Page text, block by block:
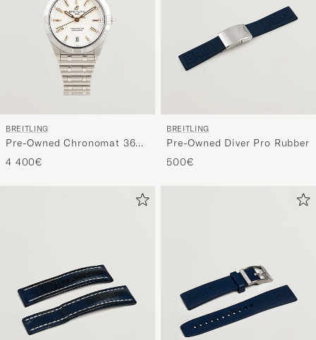
BREITLING
Pre-Owned Chronomat 36
Diamant
4 400€
BREITLING
Pre-Owned Diver Pro Rubber
500€